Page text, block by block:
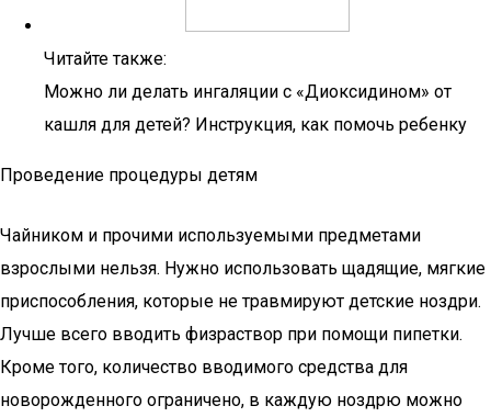
Читайте также:
Можно ли делать ингаляции с «Диоксидином» от
кашля для детей? Инструкция, как помочь ребенку
Проведение процедуры детям
Чайником и прочими используемыми предметами
взрослыми нельзя. Нужно использовать щадящие, мягкие
приспособления, которые не травмируют детские ноздри.
Лучше всего вводить физраствор при помощи пипетки.
Кроме того, количество вводимого средства для
новорожденного ограничено, в каждую ноздрю можно